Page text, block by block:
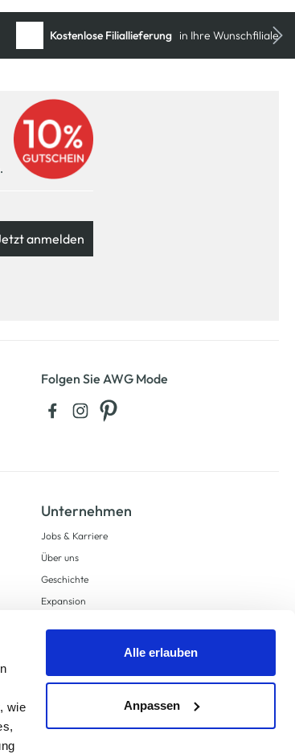
wie
Alle erlauben
Anpassen
Kostenlose Filiallieferung in Ihre Wunschfiliale
anmelden
Folgen Sie AWG Mode
Unternehmen
Jobs & Karriere
Über uns
Geschichte
Expansion
Barrierefreiheit